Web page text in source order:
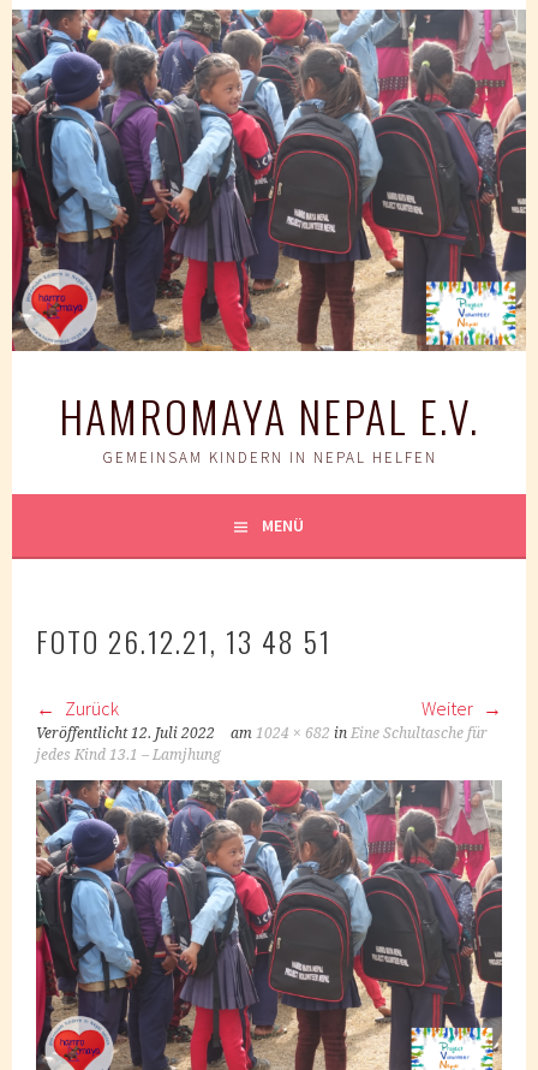
Springe
zum
Inhalt
HAMROMAYA NEPAL E.V.
GEMEINSAM KINDERN IN NEPAL HELFEN
MENÜ
FOTO 26.12.21, 13 48 51
Zurück Weiter
Veröffentlicht12. Juli 2022 am1024 × 682 inEine Schultasche für
jedes Kind 13.1 – Lamjhung